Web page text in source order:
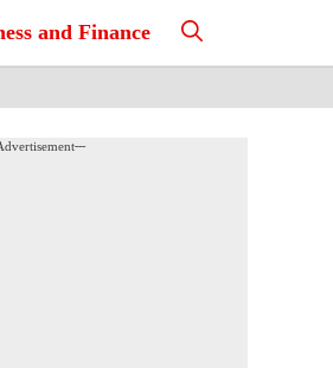
and Finance